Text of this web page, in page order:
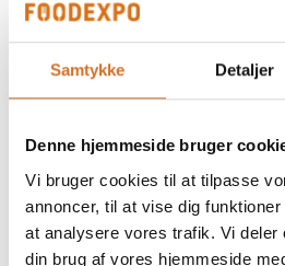
Samtykke Detaljer
Denne hjemmeside bruger
Vi bruger cookies til at tilpasse
annoncer, til at vise dig
at analysere vores trafik. Vi deler
din brug af vores hjemmeside
skal udstille på messen igennem
ud af din deltagelse.
Overvejer du at udstille på
Du får blandt
Overblik over deadlines